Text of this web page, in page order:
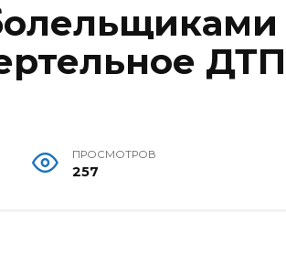
ДТП
ПРОСМОТРОВ
257